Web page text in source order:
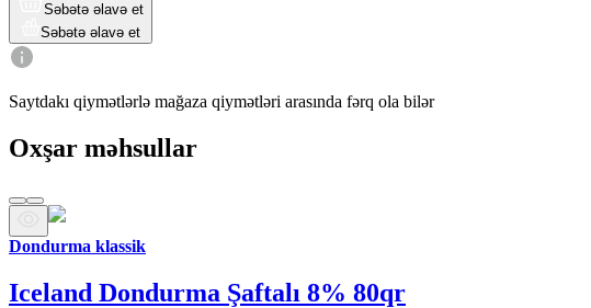
Səbətə əlavə et
Səbətə əlavə et
Saytdakı qiymətlərlə mağaza qiymətləri arasında fərq ola bilər
Oxşar məhsullar
Dondurma klassik
Iceland Dondurma Şaftalı 8% 80qr